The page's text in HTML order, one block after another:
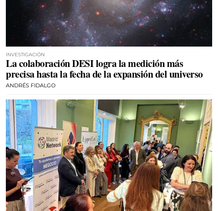
INVESTIGACIÓN
La colaboración DESI logra la medición más
precisa hasta la fecha de la expansión del universo
ANDRÉS FIDALGO